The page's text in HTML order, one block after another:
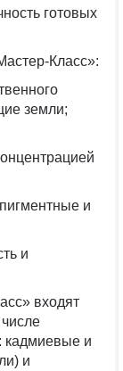
готовых
Класс»:
земли;
и
и
входят
кадмиевые и
и